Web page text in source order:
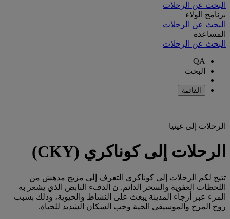
البحث عن الرحلات
برنامج الولاء
البحث عن الرحلات
المساعدة
البحث عن الرحلات
QA
البحث
القائمة
الرحلات إلى غينيا
الرحلات إلى كوناكري (CKY)
تتيح لكم الرحلات إلى كوناكري التعرف إلى مزيج مدهش من
اللحظات العفوية والسحر الدائم. ن الدفء النابض الذي يشعر به
المرء عبر أرجاء المدينة يبعث على النشاط والحيوية، وذلك بسبب
روح المرح والموسيقى الحية وحب السكان الشديد للحياة.